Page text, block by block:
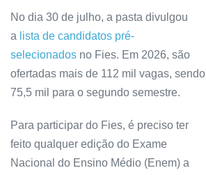
No dia 30 de julho, a pasta divulgou
a lista de candidatos pré-
selecionados no Fies. Em 2026, são
ofertadas mais de 112 mil vagas, sendo
75,5 mil para o segundo semestre.
Para participar do Fies, é preciso ter
feito qualquer edição do Exame
Nacional do Ensino Médio (Enem) a